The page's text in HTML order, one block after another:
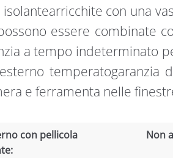
con una
essere combinate
a tempo indeterminato
e ferramenta nelle
con pellicola
Non